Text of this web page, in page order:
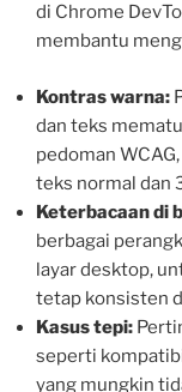
di Chrome
membantu
Kontras warna:
dan teks
pedoman
teks normal dan
Keterbacaan di
berbagai
layar desktop,
tetap konsisten
Kasus tepi:
seperti
yang mungkin